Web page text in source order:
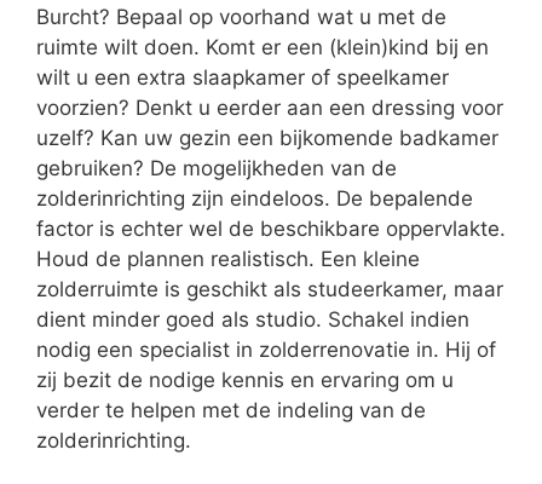
Burcht? Bepaal op voorhand wat u met de
ruimte wilt doen. Komt er een (klein)kind bij en
wilt u een extra slaapkamer of speelkamer
voorzien? Denkt u eerder aan een dressing voor
uzelf? Kan uw gezin een bijkomende badkamer
gebruiken? De mogelijkheden van de
zolderinrichting zijn eindeloos. De bepalende
factor is echter wel de beschikbare oppervlakte.
Houd de plannen realistisch. Een kleine
zolderruimte is geschikt als studeerkamer, maar
dient minder goed als studio. Schakel indien
nodig een specialist in zolderrenovatie in. Hij of
zij bezit de nodige kennis en ervaring om u
verder te helpen met de indeling van de
zolderinrichting.